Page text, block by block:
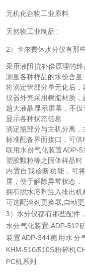
无机化合物工业原料
天然物工业制品 :
2）卡尔费休水分仪有那
采用液阻抗补偿原理的
测量各种样品的水份含量
将滴定管部分单元化后，
仪器外壳采用树脂材质，
超大液晶显示屏幕，不
显示各种状态信息
滴定瓶部分与主机分离，
标准配备界面接口，可供
联用水份气化装置ADP-
塑胶颗粒等之固体样品时
内置自我诊断功能，可
屏，便于解除异常状态．
拥有脱水溶剂注入排出机
可选配溶剂更换器,自动
3）水分仪都有那些配件
水分气化装置 ADP-512
装置ADP-344糖用水分
KHM-510/510S粉碎机
PC机系列